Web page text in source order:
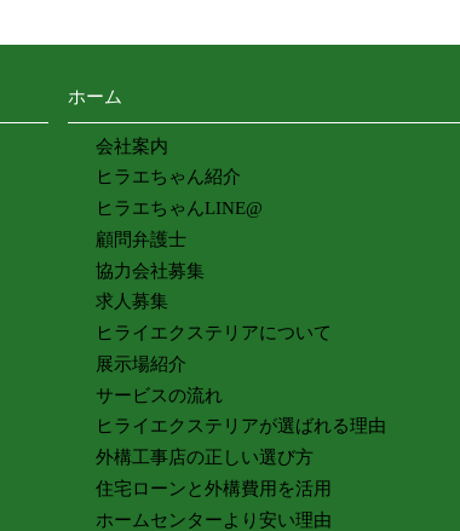
ホーム
会社案内
ヒラエちゃん紹介
ヒラエちゃんLINE@
顧問弁護士
協力会社募集
求人募集
ヒライエクステリアについて
展示場紹介
サービスの流れ
ヒライエクステリアが選ばれる理由
外構工事店の正しい選び方
住宅ローンと外構費用を活用
ホームセンターより安い理由